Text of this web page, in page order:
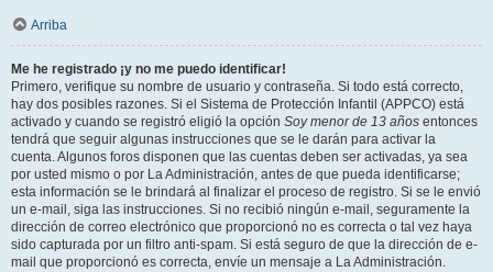
Arriba
Me he registrado ¡y no me puedo identificar!
Primero, verifique su nombre de usuario y contraseña. Si todo está correcto,
hay dos posibles razones. Si el Sistema de Protección Infantil (APPCO) está
activado y cuando se registró eligió la opción Soy menor de 13 años entonces
tendrá que seguir algunas instrucciones que se le darán para activar la
cuenta. Algunos foros disponen que las cuentas deben ser activadas, ya sea
por usted mismo o por La Administración, antes de que pueda identificarse;
esta información se le brindará al finalizar el proceso de registro. Si se le envió
un e-mail, siga las instrucciones. Si no recibió ningún e-mail, seguramente la
dirección de correo electrónico que proporcionó no es correcta o tal vez haya
sido capturada por un filtro anti-spam. Si está seguro de que la dirección de e-
mail que proporcionó es correcta, envíe un mensaje a La Administración.